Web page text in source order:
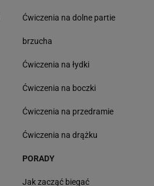
Ćwiczenia na dolne partie
brzucha
Ćwiczenia na łydki
Ćwiczenia na boczki
Ćwiczenia na przedramie
Ćwiczenia na drążku
PORADY
Jak zacząć biegać